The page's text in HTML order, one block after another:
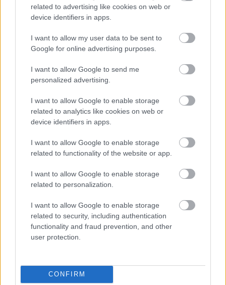
related to advertising like cookies on web or
device identifiers in apps.
I want to allow my user data to be sent to
Google for online advertising purposes.
I want to allow Google to send me
personalized advertising.
I want to allow Google to enable storage
related to analytics like cookies on web or
device identifiers in apps.
I want to allow Google to enable storage
related to functionality of the website or app.
I want to allow Google to enable storage
related to personalization.
I want to allow Google to enable storage
related to security, including authentication
functionality and fraud prevention, and other
user protection.
CONFIRM
HChoba•2016. május 25.
Ungváregyik kuriózuma az óváros peremén
található hotel. A magyar megnevezésével bajban
vagyok, mivel ...
2012. március 20.